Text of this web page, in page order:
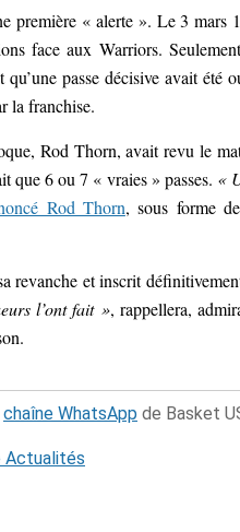
première « alerte ». Le 3
face aux Warriors.
passe décisive avait
la franchise.
Rod Thorn, avait revu le
que 6 ou 7 « vraies » passes. «
Rod Thorn, sous forme
revanche et inscrit
l’ont fait », rappellera,
chaîne WhatsApp de Basket
Actualités